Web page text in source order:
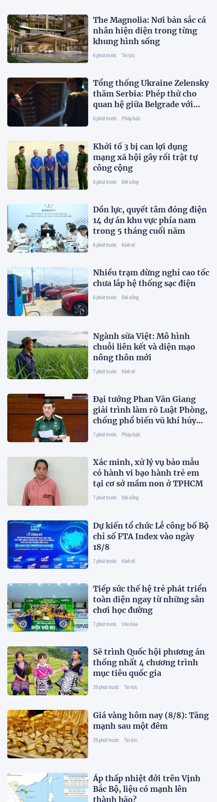
The Magnolia: Nơi bản sắc cá
nhân hiện diện trong từng
khung hình sống
6 phút trước Tin tức
Tổng thống Ukraine Zelensky
thăm Serbia: Phép thử cho
quan hệ giữa Belgrade với
Moscow và EU
6 phút trước Pháp luật
Khởi tố 3 bị can lợi dụng
mạng xã hội gây rối trật tự
công cộng
6 phút trước Đời sống
Dồn lực, quyết tâm đóng điện
14 dự án khu vực phía nam
trong 5 tháng cuối năm
6 phút trước Kinh tế
Nhiều trạm dừng nghỉ cao tốc
chưa lắp hệ thống sạc điện
6 phút trước Đời sống
Ngành sữa Việt: Mô hình
chuỗi liên kết và diện mạo
nông thôn mới
7 phút trước Kinh tế
Đại tướng Phan Văn Giang
giải trình làm rõ Luật Phòng,
chống phổ biến vũ khí hủy
diệt hàng loạt
7 phút trước Pháp luật
Xác minh, xử lý vụ bảo mẫu
có hành vi bạo hành trẻ em
tại cơ sở mầm non ở TPHCM
7 phút trước Đời sống
Dự kiến tổ chức Lễ công bố Bộ
chỉ số FTA Index vào ngày
18/8
7 phút trước Kinh tế
Tiếp sức thế hệ trẻ phát triển
toàn diện ngay từ những sân
chơi học đường
7 phút trước Văn hóa
Sẽ trình Quốc hội phương án
thống nhất 4 chương trình
mục tiêu quốc gia
29 phút trước Tin tức
Giá vàng hôm nay (8/8): Tăng
mạnh sau một đêm
29 phút trước Tin tức
Áp thấp nhiệt đới trên Vịnh
Bắc Bộ, liệu có mạnh lên
thành bão?